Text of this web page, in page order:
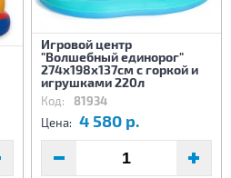
Игровой центр
"Волшебный единорог"
274х198х137см с горкой и
игрушками 220л
Код: 81934
Цена: 4 580 р.